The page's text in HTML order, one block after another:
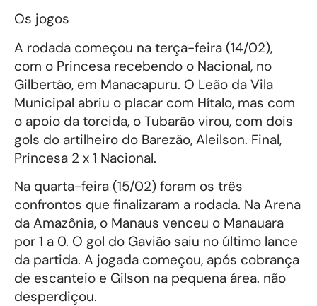
Os jogos
A rodada começou na terça-feira (14/02),
com o Princesa recebendo o Nacional, no
Gilbertão, em Manacapuru. O Leão da Vila
Municipal abriu o placar com Hítalo, mas com
o apoio da torcida, o Tubarão virou, com dois
gols do artilheiro do Barezão, Aleilson. Final,
Princesa 2 x 1 Nacional.
Na quarta-feira (15/02) foram os três
confrontos que finalizaram a rodada. Na Arena
da Amazônia, o Manaus venceu o Manauara
por 1 a 0. O gol do Gavião saiu no último lance
da partida. A jogada começou, após cobrança
de escanteio e Gilson na pequena área. não
desperdiçou.